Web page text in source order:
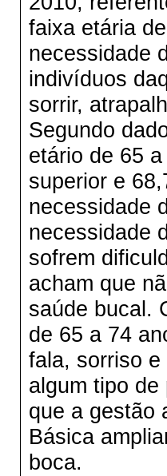
faixa etária
necessidade
indivíduos
sorrir,
Segundo
etário de 65
superior e
necessidade
necessidade
sofrem
acham que
saúde bucal.
de 65 a 74
fala, sorriso
algum tipo
que a gestão
Básica
boca.